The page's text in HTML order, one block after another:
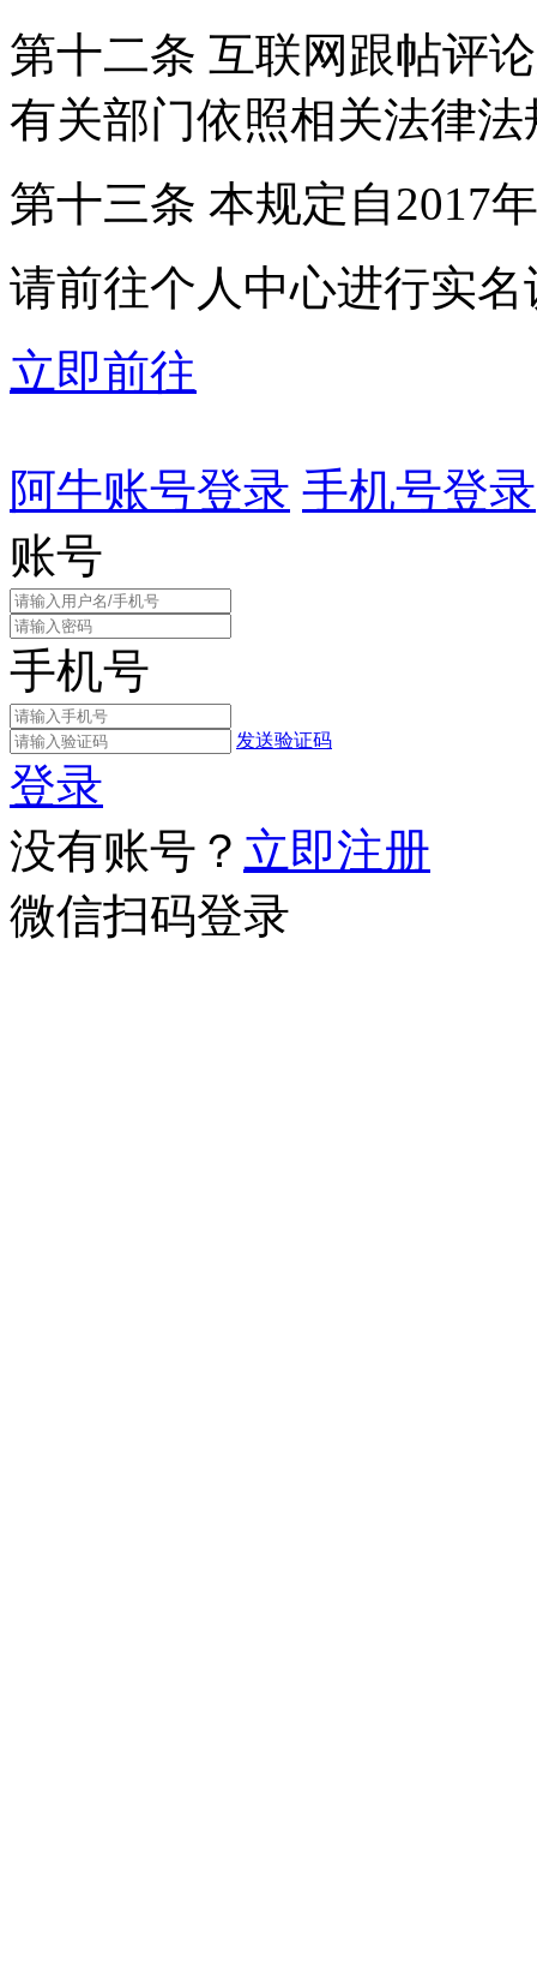
第十二条 互联网跟帖评
有关部门依照相关法律
第十三条 本规定自2017
请前往个人中心进行实名
立即前往
阿牛账号登录 手机号登录
账号
手机号
发送验证码
登录
没有账号？ 立即注册
微信扫码登录